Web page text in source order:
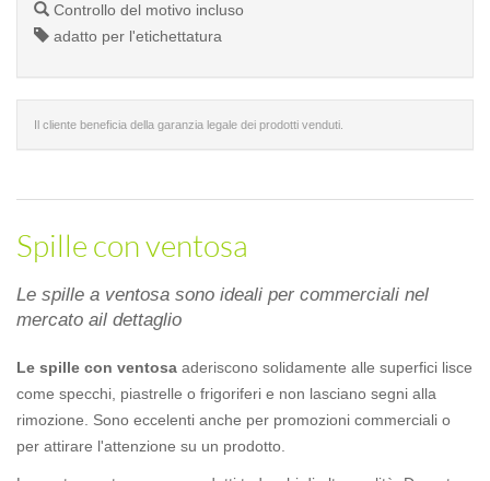
Controllo del motivo incluso
adatto per l'etichettatura
Il cliente beneficia della garanzia legale dei prodotti venduti.
Spille con ventosa
Le spille a ventosa sono ideali per commerciali nel
mercato ail dettaglio
Le spille con ventosa aderiscono solidamente alle superfici lisce
come specchi, piastrelle o frigoriferi e non lasciano segni alla
rimozione. Sono eccelenti anche per promozioni commerciali o
per attirare l'attenzione su un prodotto.